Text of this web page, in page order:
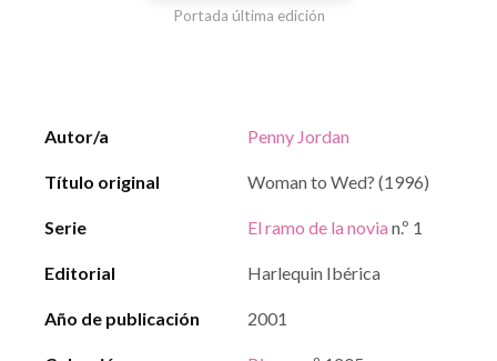
Autor/a Penny Jordan
Título original Woman to Wed? (1996)
Serie El ramo de la novia n.º 1
Editorial Harlequin Ibérica
Año de publicación 2001
Portada última edición